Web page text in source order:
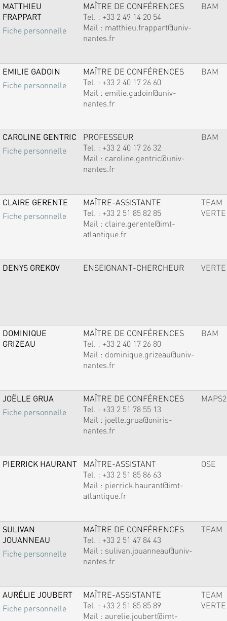
MATTHIEU
FRAPPART
Fiche personnelle
MAÎTRE DE CONFÉRENCES
Tel. : +33 2 49 14 20 54
Mail : matthieu.frappart@univ-
nantes.fr
BAM
EMILIE GADOIN
Fiche personnelle
MAÎTRE DE CONFÉRENCES
Tel. : +33 2 40 17 26 60
Mail : emilie.gadoin@univ-
nantes.fr
BAM
CAROLINE GENTRIC
Fiche personnelle
PROFESSEUR
Tel. : +33 2 40 17 26 32
Mail : caroline.gentric@univ-
nantes.fr
BAM
CLAIRE GERENTE
Fiche personnelle
MAÎTRE-ASSISTANTE
Tel. : +33 2 51 85 82 85
Mail : claire.gerente@imt-
atlantique.fr
TEAM
VERTE
DENYS GREKOV ENSEIGNANT-CHERCHEUR VERTE
DOMINIQUE
GRIZEAU
MAÎTRE DE CONFÉRENCES
Tel. : +33 2 40 17 26 80
Mail : dominique.grizeau@univ-
nantes.fr
BAM
JOËLLE GRUA
Fiche personnelle
MAÎTRE DE CONFÉRENCES
Tel. : +33 2 51 78 55 13
Mail : joelle.grua@oniris-
nantes.fr
MAPS2
PIERRICK HAURANT
MAÎTRE-ASSISTANT
Tel. : +33 2 51 85 86 63
Mail : pierrick.haurant@imt-
atlantique.fr
OSE
SULIVAN
JOUANNEAU
Fiche personnelle
MAÎTRE DE CONFÉRENCES
Tel. : +33 2 51 47 84 43
Mail : sulivan.jouanneau@univ-
nantes.fr
TEAM
AURÉLIE JOUBERT
Fiche personnelle
MAÎTRE-ASSISTANTE
Tel. : +33 2 51 85 85 89
Mail : aurelie.joubert@imt-
TEAM
VERTE